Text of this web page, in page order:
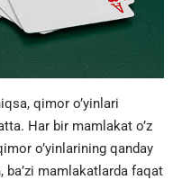
qimor o’yinlari
Har bir mamlakat o’z
o’yinlarining qanday
mamlakatlarda faqat